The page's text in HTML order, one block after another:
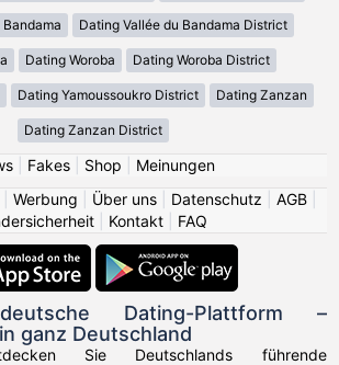
Dating Vallée du Bandama District
Dating Woroba Dating Woroba District
Dating Yamoussoukro District Dating Zanzan
Dating Zanzan District
| Fakes| Shop
Meinungen
Werbung Über uns Datenschutz AGB
Kontakt FAQ
Dating-Plattform –
ganz Deutschland
Sie Deutschlands führende